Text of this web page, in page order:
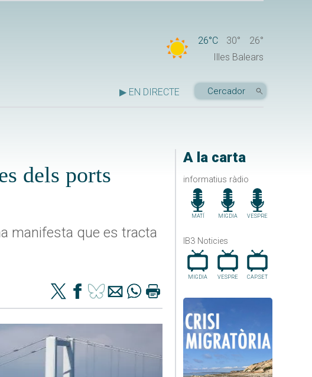
26°C 30°
26°
Illes Balears
▶ EN DIRECTE
A la carta
informatius ràdio
MATÍ MIGDIA VESPRE
IB3 Noticies
MIGDIA VESPRE CAP.SET
dels ports
manifesta que es tracta